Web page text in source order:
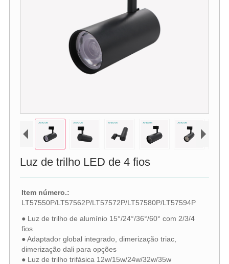
Luz de trilho LED de 4 fios
Item número.:
LT57550P/LT57562P/LT57572P/LT57580P/LT57594P
● Luz de trilho de alumínio 15°/24°/36°/60° com 2/3/4
fios
● Adaptador global integrado, dimerização triac,
dimerização dali para opções
● Luz de trilho trifásica 12w/15w/24w/32w/35w